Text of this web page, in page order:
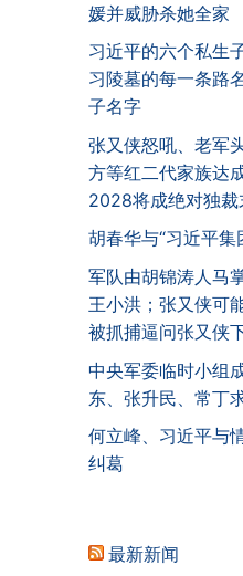
媛并威胁杀她全家
习近平的六个私生
习陵墓的每一条路
子名字
张又侠怒吼、老军
方等红二代家族达
2028将成绝对独裁
胡春华与“习近平集
军队由胡锦涛人马
王小洪；张又侠可
被抓捕逼问张又侠
中央军委临时小组
东、张升民、常丁
何立峰、习近平与
纠葛
最新新闻